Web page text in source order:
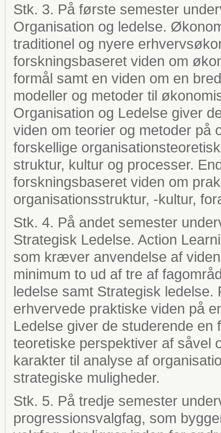
Stk. 3. På første semester
Organisation og ledelse.
traditionel og nyere
forskningsbaseret viden om
formål samt en viden om en
modeller og metoder til
Organisation og Ledelse giver
viden om teorier og metoder på
forskellige
struktur, kultur og processer.
forskningsbaseret viden om
organisationsstruktur, -kultur,
Stk. 4. På andet semester
Strategisk Ledelse. Action
som kræver anvendelse af
minimum to ud af tre af
ledelse samt Strategisk
erhvervede praktiske viden på
Ledelse giver de studerende
teoretiske perspektiver af såvel
karakter til analyse af
strategiske muligheder.
Stk. 5. På tredje semester
progressionsvalgfag, som